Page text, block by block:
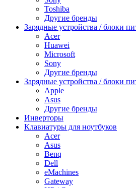
Toshiba
Другие бренды
Зарядные устройства / блоки
Acer
Huawei
Microsoft
Sony
Другие бренды
Зарядные устройства / блоки
Apple
Asus
Другие бренды
Инверторы
Клавиатуры для ноутбуков
Acer
Asus
Benq
Dell
eMachines
Gateway